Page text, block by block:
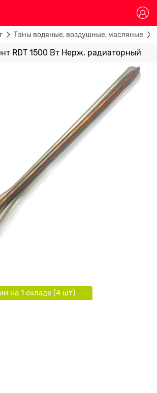
Тэны водяные, воздушные, масляные
RDT 1500 Вт Нерж. радиаторный
на 1 складe (4шт)